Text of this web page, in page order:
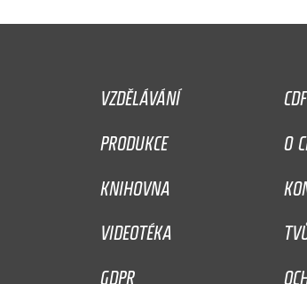
VZDĚLÁVÁNÍ
PRODUKCE
O
KNIHOVNA
VIDEOTÉKA
GDPR